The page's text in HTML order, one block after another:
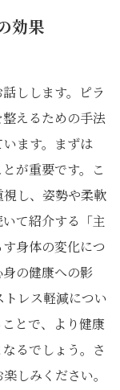
効果
しします。ピラ
えるための手法
ます。まずは
が重要です。こ
し、姿勢や柔軟
て紹介する「主
身体の変化につ
の健康への影
レス軽減につい
とで、より健康
るでしょう。さ
しみください。